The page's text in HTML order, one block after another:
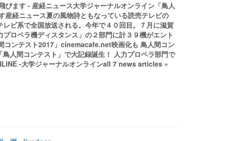
びます - 産経ニュース大学ジャーナルオンライン「鳥人
産経ニュース夏の風物詩ともなっている読売テレビの
ビ系で全国放送される。今年で４０回目。７月に滋賀
ロペラ機ディスタンス」の２部門に計３９機がエント
コンテスト2017」cinemacafe.net映画化も 鳥人間コン
人間コンテスト」で大記録誕生！ 人力プロペラ部門で
-大学ジャーナルオンラインall 7 news articles »